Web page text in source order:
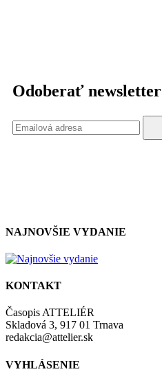
Odoberať newsletter
NAJNOVŠIE VYDANIE
KONTAKT
Časopis ATTELIÉR
Skladová 3, 917 01 Trnava
redakcia@attelier.sk
VYHLÁSENIE